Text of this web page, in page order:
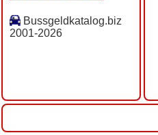
Bussgeldkatalog.biz
2001-2026